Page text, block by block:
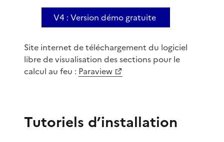
V4 : Version démo gratuite
Site internet de téléchargement du logiciel
libre de visualisation des sections pour le
calcul au feu : Paraview
Tutoriels d’installation